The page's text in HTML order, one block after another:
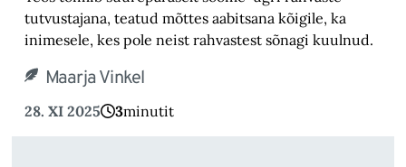
tutvustajana, teatud mõttes aabitsana kõigile, ka
inimesele, kes pole neist rahvastest sõnagi kuulnud.
Maarja Vinkel
28. XI 2025 3minutit